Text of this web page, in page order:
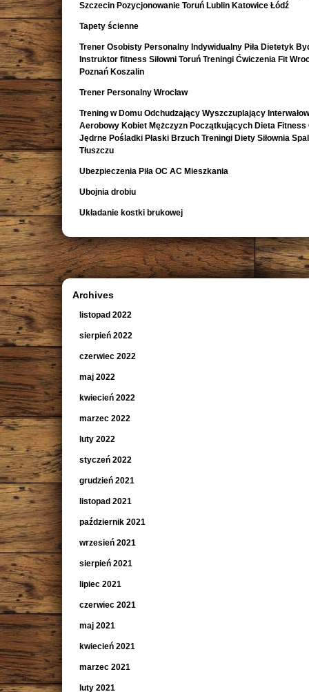
Szczecin Pozycjonowanie Toruń Lublin Katowice Łódź
Tapety ścienne
Trener Osobisty Personalny Indywidualny Piła Dietetyk
Instruktor fitness Siłowni Toruń Treningi Ćwiczenia Fit
Poznań Koszalin
Trener Personalny Wrocław
Trening w Domu Odchudzający Wyszczuplający
Aerobowy Kobiet Mężczyzn Początkujących Dieta Fitness
Jędrne Pośladki Płaski Brzuch Treningi Diety Siłownia
Tłuszczu
Ubezpieczenia Piła OC AC Mieszkania
Ubojnia drobiu
Układanie kostki brukowej
Archives
listopad 2022
sierpień 2022
czerwiec 2022
maj 2022
kwiecień 2022
marzec 2022
luty 2022
styczeń 2022
grudzień 2021
listopad 2021
październik 2021
wrzesień 2021
sierpień 2021
lipiec 2021
czerwiec 2021
maj 2021
kwiecień 2021
marzec 2021
luty 2021